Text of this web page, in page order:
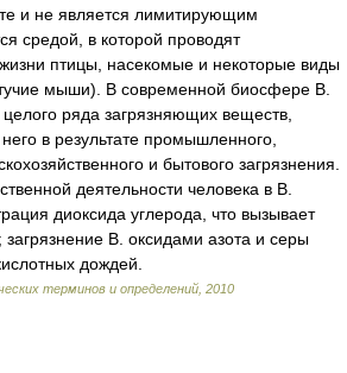
и не является лимитирующим
средой, в которой проводят
птицы, насекомые и некоторые виды
мыши). В современной биосфере В.
ряда загрязняющих веществ,
в результате промышленного,
и бытового загрязнения.
деятельности человека в В.
диоксида углерода, что вызывает
В. оксидами азота и серы
дождей.
терминов и определений 2010